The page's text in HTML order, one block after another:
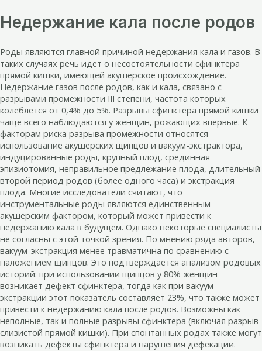
Недержание кала после родов
Роды являются главной причиной недержания кала и газов. В
таких случаях речь идет о несостоятельности сфинктера
прямой кишки, имеющей акушерское происхождение.
Недержание газов после родов, как и кала, связано с
разрывами промежности III степени, частота которых
колеблется от 0,4% до 5%. Разрывы сфинктера прямой кишки
чаще всего наблюдаются у женщин, рожающих впервые. К
факторам риска разрыва промежности относятся
использование акушерских щипцов и вакуум-экстрактора,
индуцированные роды, крупный плод, срединная
эпизиотомия, неправильное предлежание плода, длительный
второй период родов (более одного часа) и экстракция
плода. Многие исследователи считают, что
инструментальные роды являются единственным
акушерским фактором, который может привести к
недержанию кала в будущем. Однако некоторые специалисты
не согласны с этой точкой зрения. По мнению ряда авторов,
вакуум-экстракция менее травматична по сравнению с
наложением щипцов. Это подтверждается анализом родовых
историй: при использовании щипцов у 80% женщин
возникает дефект сфинктера, тогда как при вакуум-
экстракции этот показатель составляет 23%, что также может
привести к недержанию кала после родов. Возможны как
неполные, так и полные разрывы сфинктера (включая разрыв
слизистой прямой кишки). При спонтанных родах также могут
возникать дефекты сфинктера и нарушения дефекации.